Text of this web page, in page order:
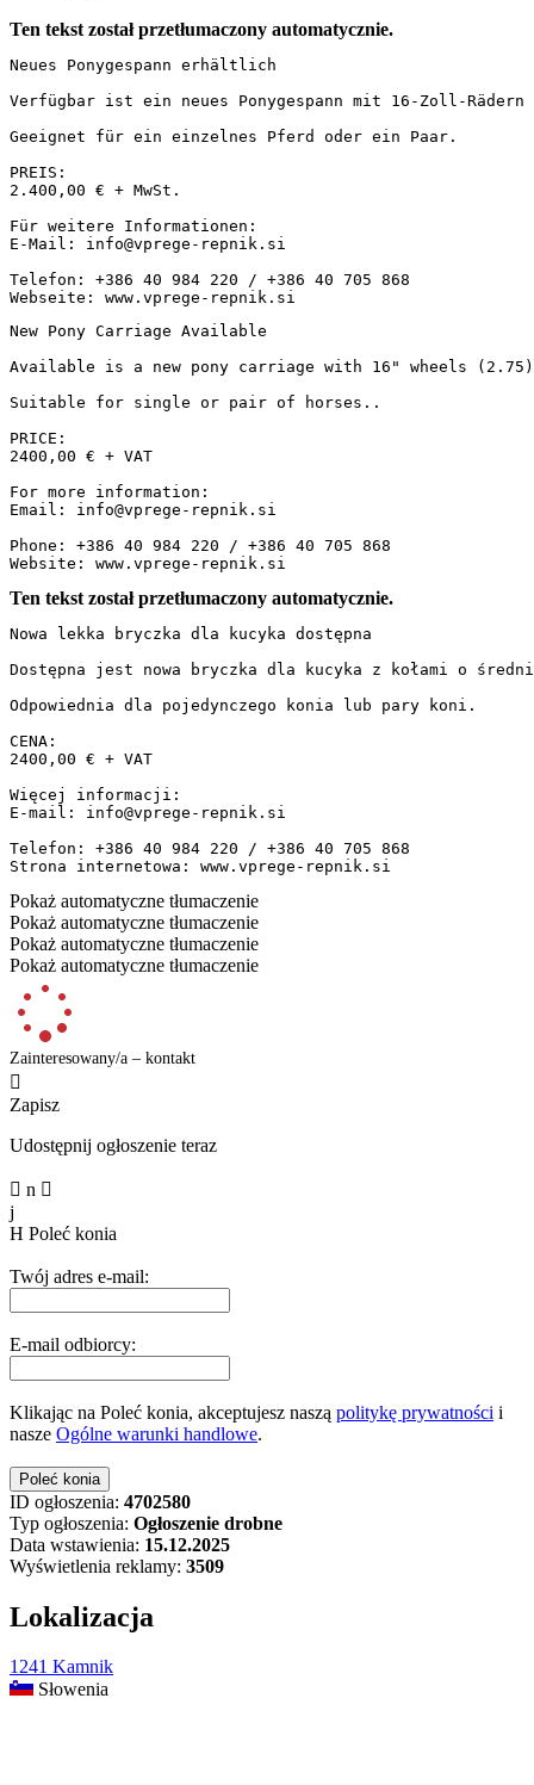
Ten tekst został przetłumaczony automatycznie.
Neues Ponygespann erhältlich
Verfügbar ist ein neues Ponygespann mit 16-Zoll-
Geeignet für ein einzelnes Pferd oder ein Paar.
PREIS:
2.400,00 € + MwSt.
Für weitere Informationen:
E-Mail: info@vprege-repnik.si
Telefon: +386 40 984 220 / +386 40 705 868
Webseite: www.vprege-repnik.si
New Pony Carriage Available
Available is a new pony carriage with 16" wheels
Suitable for single or pair of horses..
PRICE:
2400,00 € + VAT
For more information:
Email: info@vprege-repnik.si
Phone: +386 40 984 220 / +386 40 705 868
Website: www.vprege-repnik.si
Ten tekst został przetłumaczony automatycznie.
Nowa lekka bryczka dla kucyka dostępna
Dostępna jest nowa bryczka dla kucyka z kołami o
Odpowiednia dla pojedynczego konia lub pary koni.
CENA:
2400,00 € + VAT
Więcej informacji:
E-mail: info@vprege-repnik.si
Telefon: +386 40 984 220 / +386 40 705 868
Strona internetowa: www.vprege-repnik.si
Pokaż automatyczne tłumaczenie
Pokaż automatyczne tłumaczenie
Pokaż automatyczne tłumaczenie
Pokaż automatyczne tłumaczenie
Zainteresowany/a – kontakt

Zapisz
Udostępnij ogłoszenie teraz
 n 
j
H Poleć konia
Twój adres e-mail:
E-mail odbiorcy:
Klikając na Poleć konia, akceptujesz naszą politykę prywatności i
nasze Ogólne warunki handlowe.
ID ogłoszenia: 4702580
Typ ogłoszenia: Ogłoszenie drobne
Data wstawienia: 15.12.2025
Wyświetlenia reklamy: 3509
Lokalizacja
1241 Kamnik
Słowenia